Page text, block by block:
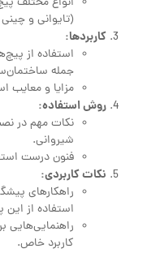
(تایوانی و چینی
کاربردها:
استفاده از
جمله
مزایا و معایب
روش استفاده:
نکات مهم در
شیروانی.
فنون درست
نکات کاربردی:
راهکارهای
استفاده از این
راهنمایی‌هایی
کاربرد خاص.